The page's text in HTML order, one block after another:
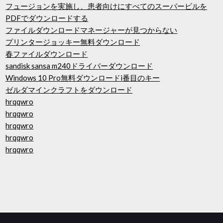
フュージョンを実施し、患者向け​​にすべてのスーパービルを
PDFでダウンロードする
ファイルダウンロードマネージャーが見つからない
プリンタージョッキー無料ダウンロード
春ファイルダウンロード
sandisk sansa m240ドライバーダウンロード
Windows 10 Pro無料ダウンロードi番目のキー
ゼルダマインクラフトをダウンロード
hrqqwro
hrqqwro
hrqqwro
hrqqwro
hrqqwro